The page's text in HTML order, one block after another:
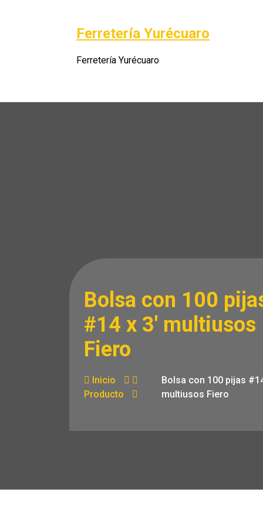
Ferretería Yurécuaro
Ferretería Yurécuaro
Bolsa con 100
#14 x 3′ multiusos
Fiero
Inicio
Producto
Bolsa con 100 pijas
multiusos Fiero